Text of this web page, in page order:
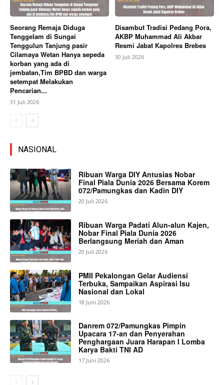
Seorang Remaja Diduga
Tenggelam di Sungai
Tenggulun Tanjung pasir
Cilamaya Wetan Hanya sepeda
korban yang ada di
jembatan,Tim BPBD dan warga
setempat Melakukan
Pencarian...
31 Juli 2026
Disambut Tradisi Pedang Pora,
AKBP Muhammad Ali Akbar
Resmi Jabat Kapolres Brebes
30 Juli 2026
NASIONAL
Ribuan Warga DIY Antusias Nobar
Final Piala Dunia 2026 Bersama Korem
072/Pamungkas dan Kadin DIY
20 Juli 2026
Ribuan Warga Padati Alun-alun Kajen,
Nobar Final Piala Dunia 2026
Berlangsung Meriah dan Aman
20 Juli 2026
PMII Pekalongan Gelar Audiensi
Terbuka, Sampaikan Aspirasi Isu
Nasional dan Lokal
18 Juni 2026
Danrem 072/Pamungkas Pimpin
Upacara 17-an dan Penyerahan
Penghargaan Juara Harapan I Lomba
Karya Bakti TNI AD
17 Juni 2026